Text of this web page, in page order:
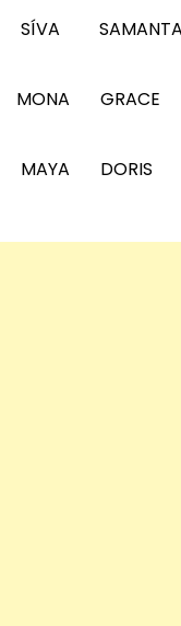
SÍVA
MONA
MAYA